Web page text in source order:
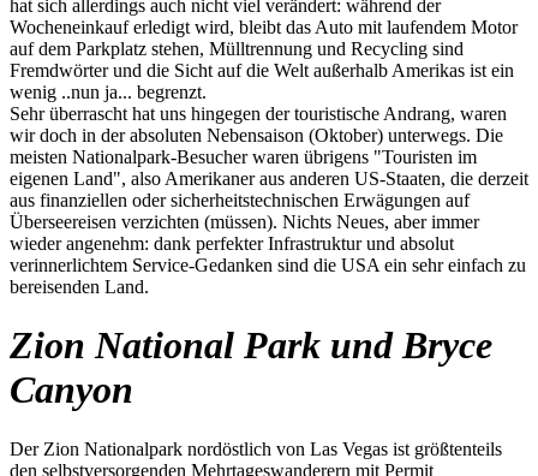
hat sich allerdings auch nicht viel verändert: während der
Wocheneinkauf erledigt wird, bleibt das Auto mit laufendem Motor
auf dem Parkplatz stehen, Mülltrennung und Recycling sind
Fremdwörter und die Sicht auf die Welt außerhalb Amerikas ist ein
wenig ..nun ja... begrenzt.
Sehr überrascht hat uns hingegen der touristische Andrang, waren
wir doch in der absoluten Nebensaison (Oktober) unterwegs. Die
meisten Nationalpark-Besucher waren übrigens "Touristen im
eigenen Land", also Amerikaner aus anderen US-Staaten, die derzeit
aus finanziellen oder sicherheitstechnischen Erwägungen auf
Überseereisen verzichten (müssen). Nichts Neues, aber immer
wieder angenehm: dank perfekter Infrastruktur und absolut
verinnerlichtem Service-Gedanken sind die USA ein sehr einfach zu
bereisenden Land.
Zion National Park und Bryce
Canyon
Der Zion Nationalpark nordöstlich von Las Vegas ist größtenteils
den selbstversorgenden Mehrtageswanderern mit Permit